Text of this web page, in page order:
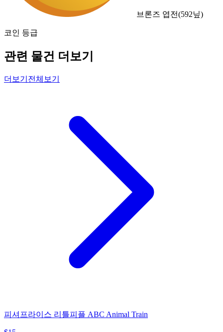
브론즈 엽전(592닢)
코인 등급
관련 물건 더보기
더보기 전체보기
피셔프라이스 리틀피플 ABC Animal Train